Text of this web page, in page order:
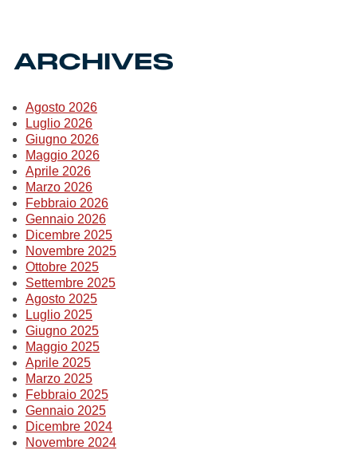
Mare
Accessori
Party
Outlet
Helan x Genoa
Isolani x Genoa
Gift Card Online Store
ARCHIVES
Agosto 2026
Luglio 2026
Giugno 2026
Maggio 2026
Aprile 2026
Marzo 2026
Febbraio 2026
Gennaio 2026
Dicembre 2025
Novembre 2025
Ottobre 2025
Settembre 2025
Agosto 2025
Luglio 2025
Giugno 2025
Maggio 2025
Aprile 2025
Marzo 2025
Febbraio 2025
Gennaio 2025
Dicembre 2024
Novembre 2024